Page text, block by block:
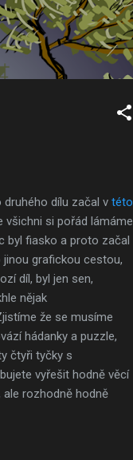
dílu začal v této
všichni si pořád lámáme
byl fiasko a proto začal
grafickou cestou,
díl, byl jen sen,
nějak
že se musíme
hádanky a puzzle,
čtyři tyčky s
vyřešit hodně věcí
ale rozhodně hodně